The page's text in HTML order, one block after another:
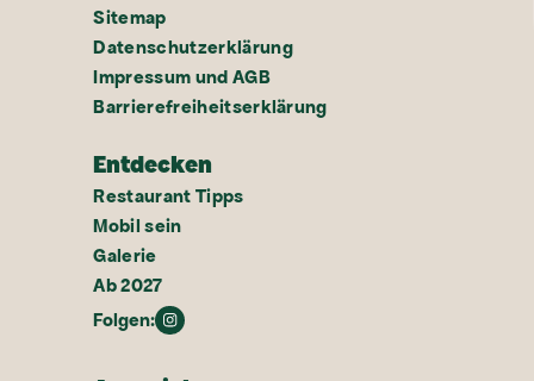
Sitemap
Datenschutzerklärung
Impressum und AGB
Barrierefreiheitserklärung
Entdecken
Restaurant Tipps
Mobil sein
Galerie
Ab 2027
Folgen: